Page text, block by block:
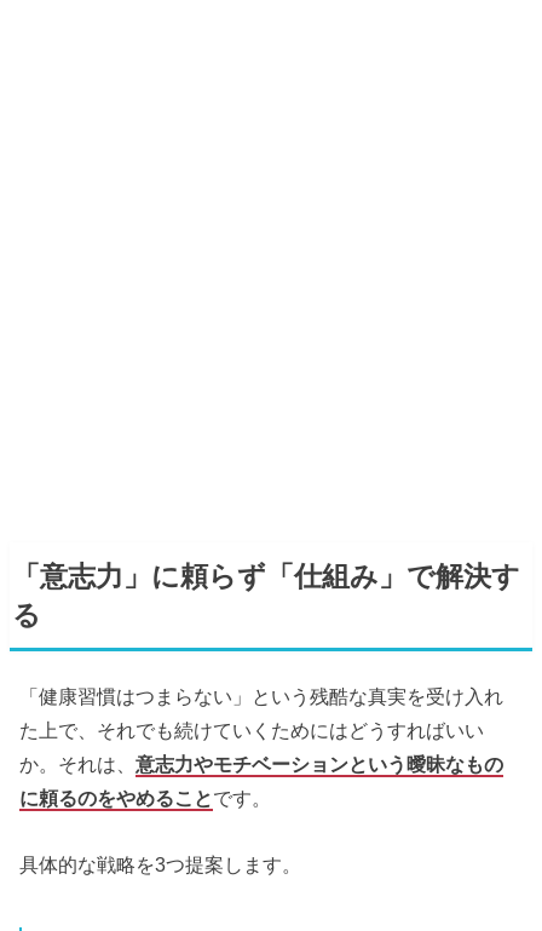
「意志力」に頼らず「仕組み」で解決す
る
「健康習慣はつまらない」という残酷な真実を受け入れ
た上で、それでも続けていくためにはどうすればいい
か。それは、意志力やモチベーションという曖昧なもの
に頼るのをやめることです。
具体的な戦略を3つ提案します。